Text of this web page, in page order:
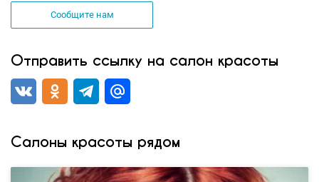
Сообщите нам
Отправить ссылку на салон красоты
Салоны красоты рядом